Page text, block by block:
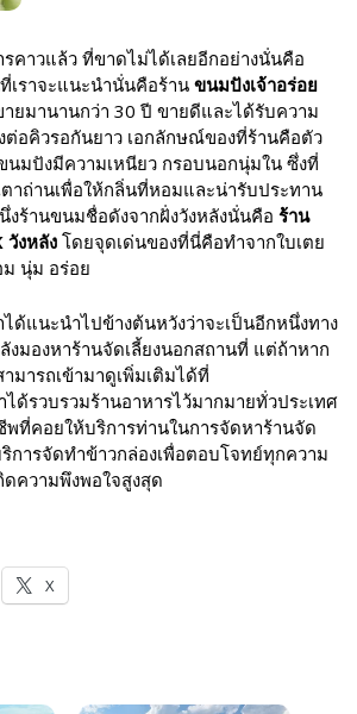
าวแล้ว ที่ขาดไม่ได้เลยอีกอย่างนั่นคือ
เราจะแนะนำนั่นคือร้าน ขนมปังเจ้าอร่อย
ยมานานกว่า 30 ปี ขายดีและได้รับความ
อคิวรอกันยาว เอกลักษณ์ของที่ร้านคือตัว
นมปังมีความเหนียว กรอบนอกนุ่มใน ซึ่งที่
ตาถ่านเพื่อให้กลิ่นที่หอมและน่ารับประทาน
งร้านขนมชื่อดังจากฝั่งวังหลังนั่นคือ ร้าน
วังหลัง โดยจุดเด่นของที่นี่คือทำจากใบเตย
นุ่ม อร่อย
ด้แนะนำไปข้างต้นหวังว่าจะเป็นอีกหนึ่งทาง
งมองหาร้านจัดเลี้ยงนอกสถานที่ แต่ถ้าหาก
มารถเข้ามาดูเพิ่มเติมได้ที่
ได้รวบรวมร้านอาหารไว้มากมายทั่วประเทศ
ที่คอยให้บริการท่านในการจัดหาร้านจัด
การจัดทำข้าวกล่องเพื่อตอบโจทย์ทุกความ
ดความพึงพอใจสูงสุด
X